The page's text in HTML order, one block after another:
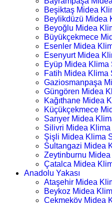
Beşiktaş Midea
Beylikdüzü Midea
Beyoğlu Midea
Büyükçekmece
Esenler Midea
Esenyurt Midea
Eyüp Midea Klima
Fatih Midea Klima
Gaziosmanpaşa
Güngören Midea
Kağıthane Midea
Küçükçekmece
Sarıyer Midea
Silivri Midea
Şişli Midea Klima
Sultangazi Midea
Zeytinburnu
Çatalca Midea
Anadolu Yakası
Ataşehir Midea
Beykoz Midea
Çekmeköy Midea